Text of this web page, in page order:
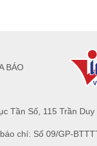
Tần Số, 115 Trần
chí: Số 09/GP-
BÁO